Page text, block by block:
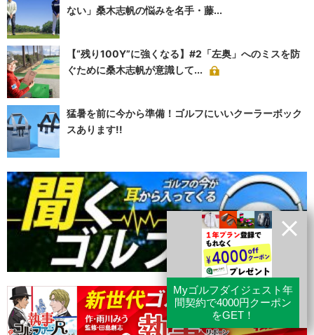
ない」桑木志帆の悩みを名手・藤...
【“残り100Y”に強くなる】#2「左奥」へのミスを防
ぐために桑木志帆が意識して...
猛暑を前に今から準備！ゴルフにいいクーラーボック
スあります!!